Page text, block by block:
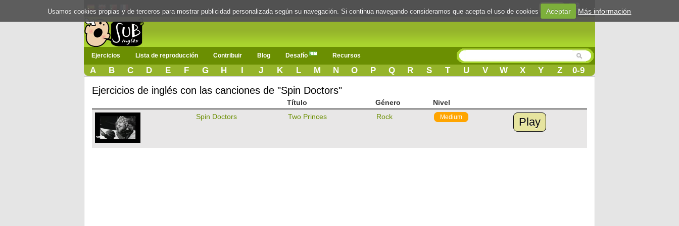
Login
Ejercicios Lista de reproducción Contribuir Blog Desafío Recursos
A B C D E F G H I J K L M N O P Q R S T U V W X Y Z 0-9
Ejercicios de inglés con las canciones de "Spin Doctors"
Título Género
Nivel
Spin Doctors
Two Princes Rock Medium Play
Usamos cookies propias y de terceros para mostrar publicidad personalizada según su navegación. Si continua navegando consideramos que acepta el uso de cookies Aceptar Más información